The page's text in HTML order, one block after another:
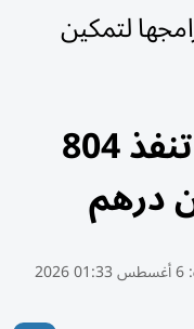
لتمكين
«الشارقة الخيرية» تنفذ 804
6 أغسطس 01:33 2026